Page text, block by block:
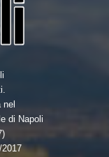
di Napoli